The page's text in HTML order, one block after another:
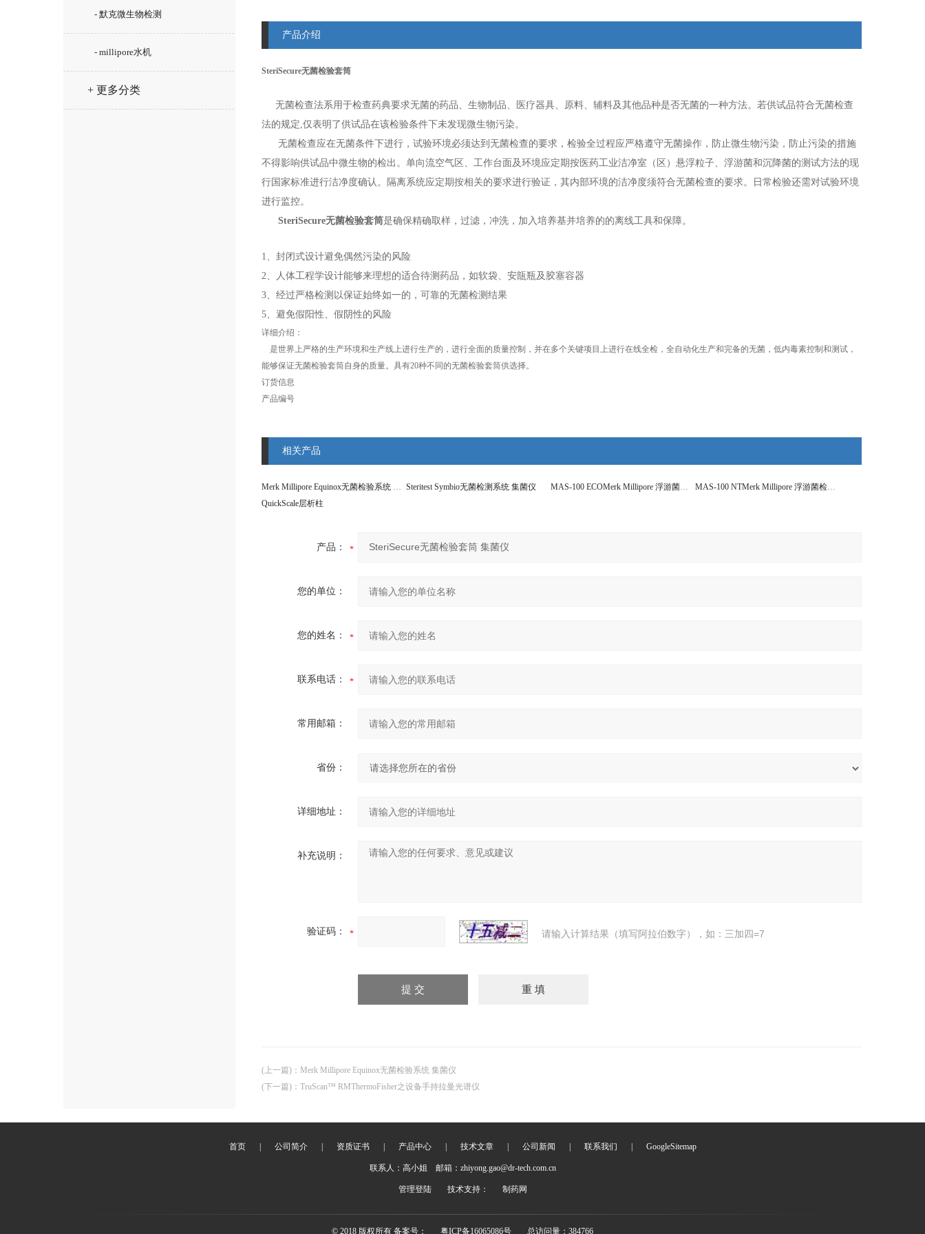
- 默克微生物检测
- millipore水机
+ 更多分类
产品介绍
SteriSecure无菌检验套筒
无菌检查法系用于检查药典要求无菌的药品、生物制品、医疗器具、原料、辅料及其他品种是否无菌的一种方法。若供试品符合无菌检查
法的规定,仅表明了供试品在该检验条件下未发现微生物污染。
无菌检查应在无菌条件下进行，试验环境必须达到无菌检查的要求，检验全过程应严格遵守无菌操作，防止微生物污染，防止污染的措施
不得影响供试品中微生物的检出。单向流空气区、工作台面及环境应定期按医药工业洁净室（区）悬浮粒子、浮游菌和沉降菌的测试方法的现
行国家标准进行洁净度确认。隔离系统应定期按相关的要求进行验证，其内部环境的洁净度须符合无菌检查的要求。日常检验还需对试验环境
进行监控。
SteriSecure无菌检验套筒是确保精确取样，过滤，冲洗，加入培养基并培养的的离线工具和保障。
1、封闭式设计避免偶然污染的风险
2、人体工程学设计能够来理想的适合待测药品，如软袋、安瓿瓶及胶塞容器
3、经过严格检测以保证始终如一的，可靠的无菌检测结果
5、避免假阳性、假阴性的风险
详细介绍：
是世界上严格的生产环境和生产线上进行生产的，进行全面的质量控制，并在多个关键项目上进行在线全检，全自动化生产和完备的无菌，低内毒素控制和测试，
能够保证无菌检验套筒自身的质量。具有20种不同的无菌检验套筒供选择。
订货信息
产品编号
相关产品
Merk Millipore Equinox无菌检验系统 集菌仪 Steritest Symbio无菌检测系统 集菌仪 MAS-100 ECOMerk Millipore 浮游菌检测系统 空气采样器
MAS-100 NTMerk Millipore 浮游菌检测系统 空气采样器
QuickScale层析柱
产品：
您的单位：
您的姓名：
联系电话：
常用邮箱：
省份：
详细地址：
补充说明：
验证码： 请输入计算结果（填写阿拉伯数字），如：三加四=7
(上一篇) ： Merk Millipore Equinox无菌检验系统 集菌仪
(下一篇) ： TruScan™ RMThermoFisher之设备手持拉曼光谱仪
首页 公司简介 资质证书 产品中心 技术文章 公司新闻 联系我们 GoogleSitemap
联系人：高小姐 邮箱：zhiyong.gao@dr-tech.com.cn
管理登陆 技术支持： 制药网
© 2018 版权所有 备案号： 粤ICP备16065086号 总访问量：384766